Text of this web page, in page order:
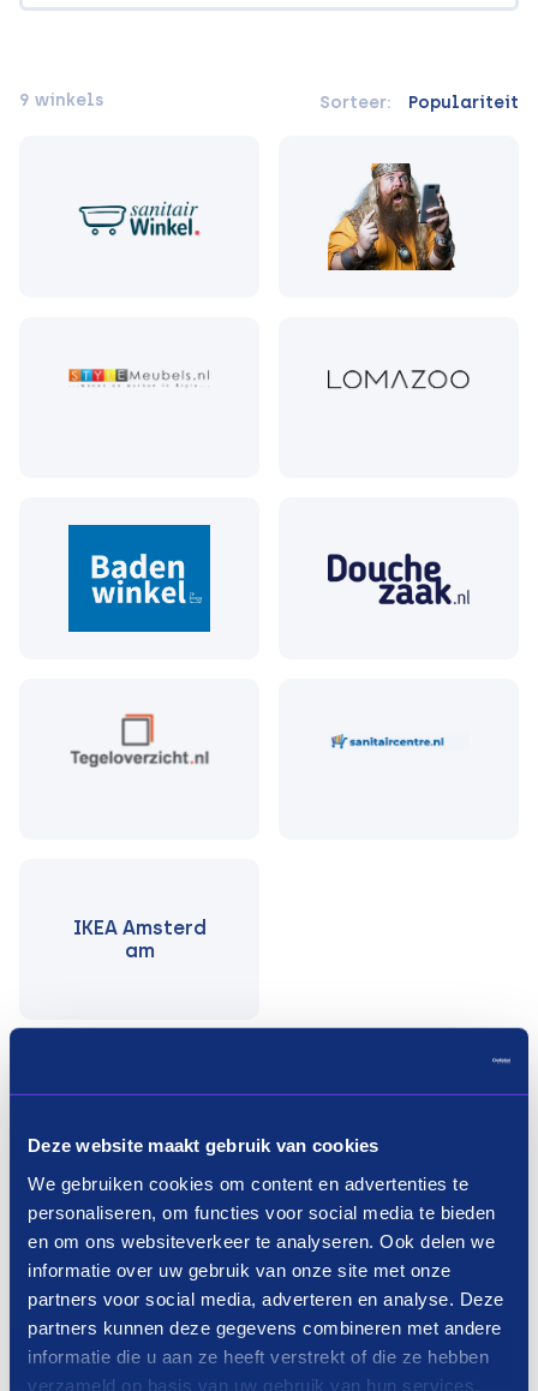
Deze website maakt gebruik van cookies
We gebruiken cookies om content en advertenties te
personaliseren, om functies voor social media te bieden
en om ons websiteverkeer te analyseren. Ook delen we
informatie over uw gebruik van onze site met onze
partners voor social media, adverteren en analyse. Deze
partners kunnen deze gegevens combineren met andere
informatie die u aan ze heeft verstrekt of die ze hebben
verzameld op basis van uw gebruik van hun services.
9 winkels Sorteer: Populariteit
IKEA Amsterd
am
Wastafels shoppen in3 termijnen
Hoe kan je een wastafel in termijnen
betalen?
Payin3 biedt een ideale oplossing voor als je wel
snel een nieuwe wastafel wilt, maar nog niet
genoeg gespaard hebt om het aankoopbedrag